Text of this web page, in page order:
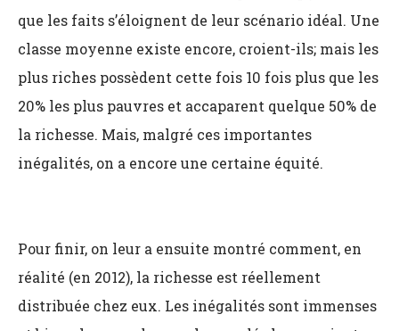
que les faits s’éloignent de leur scénario idéal. Une
classe moyenne existe encore, croient-ils; mais les
plus riches possèdent cette fois 10 fois plus que les
20% les plus pauvres et accaparent quelque 50% de
la richesse. Mais, malgré ces importantes
inégalités, on a encore une certaine équité.
Pour finir, on leur a ensuite montré comment, en
réalité (en 2012), la richesse est réellement
distribuée chez eux. Les inégalités sont immenses